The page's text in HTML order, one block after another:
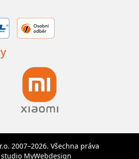
2007–2026. Všechna práva
MyWebdesign